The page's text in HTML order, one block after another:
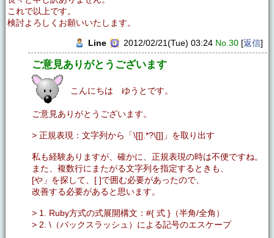
これで以上です。
検討よろしくお願いいたします。
Line 2012/02/21(Tue) 03:24 No.30 [返信]
ご意見ありがとうございます
こんにちは ゆうとです。
ご意見ありがとうございます。
> 正規表現：文字列から「\[[].*?\[]]」を取り出す
私も経験ありますが、確かに、正規表現の時は不便ですね。
また、複数行にまたがる文字列を指定するときも、
[や」を探して、[ ]で囲む必要があったので、
改善する必要があると思います。
> 1. Ruby方式の式展開構文：#{ 式 }（半角/全角）
> 2. \（バックスラッシュ）による記号のエスケープ